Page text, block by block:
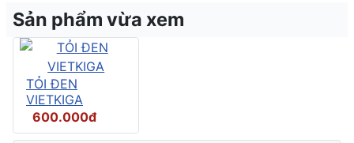
Sản phẩm vừa xem
TỎI ĐEN
VIETKIGA
600.000đ